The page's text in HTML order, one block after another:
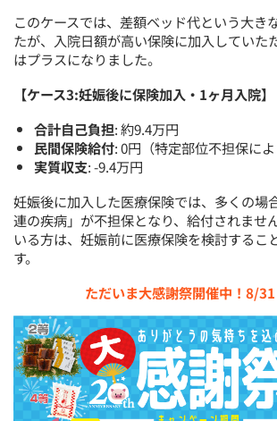
このケースでは、差額ベッド代という大き
たが、入院日額が高い保険に加入していた
はプラスになりました。
【ケース3:妊娠後に保険加入・1ヶ月入院】
合計自己負担: 約9.4万円
民間保険給付: 0円（特定部位不担保に
実質収支: -9.4万円
妊娠後に加入した医療保険では、多くの場
連の疾病」が不担保となり、給付されませ
いる方は、妊娠前に医療保険を検討するこ
す。
ただいま大感謝祭開催中！8/31